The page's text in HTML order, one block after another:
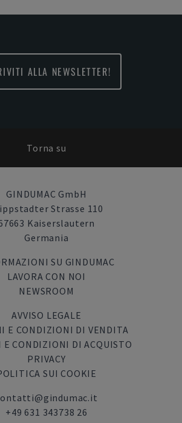
ALLA NEWSLETTER!
Torna su
GINDUMAC GmbH
Strasse 110
Kaiserslautern
Germania
SU GINDUMAC
LAVORA CON NOI
NEWSROOM
AVVISO LEGALE
E CONDIZIONI DI VENDITA
CONDIZIONI DI ACQUISTO
PRIVACY
SUI COOKIE
+49 631 343738 26